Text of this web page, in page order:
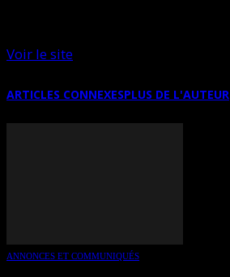
Voir le site
ARTICLES CONNEXESPLUS DE L'AUTEUR
ANNONCES ET COMMUNIQUÉS